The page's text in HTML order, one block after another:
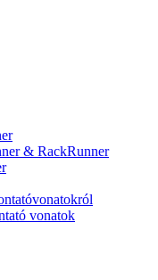
& RackRunner
vonatok